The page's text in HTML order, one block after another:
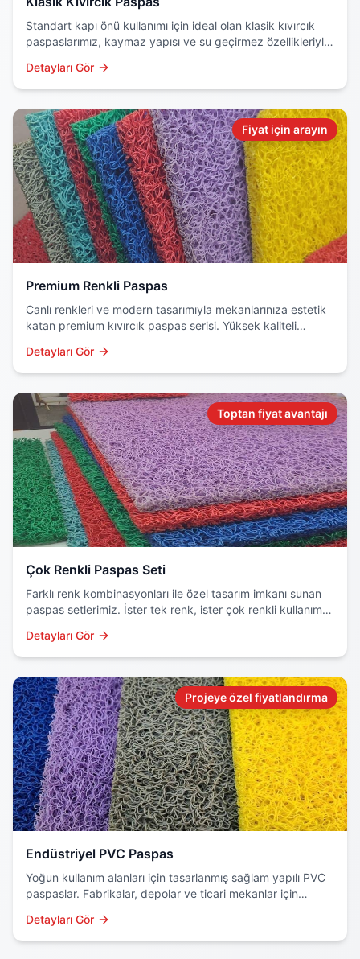
Standart kapı önü kullanımı için ideal olan klasik kıvırcık
paspaslarımız, kaymaz yapısı ve su geçirmez özellikleriyle
Detayları Gör
Fiyat için arayın
Premium Renkli Paspas
Canlı renkleri ve modern tasarımıyla mekanlarınıza estetik
katan premium kıvırcık paspas serisi. Yüksek kaliteli
Detayları Gör
Toptan fiyat avantajı
Çok Renkli Paspas Seti
Farklı renk kombinasyonları ile özel tasarım imkanı sunan
paspas setlerimiz. İster tek renk, ister çok renkli kullanım
Detayları Gör
Projeye özel fiyatlandırma
Endüstriyel PVC Paspas
Yoğun kullanım alanları için tasarlanmış sağlam yapılı PVC
paspaslar. Fabrikalar, depolar ve ticari mekanlar için
Detayları Gör